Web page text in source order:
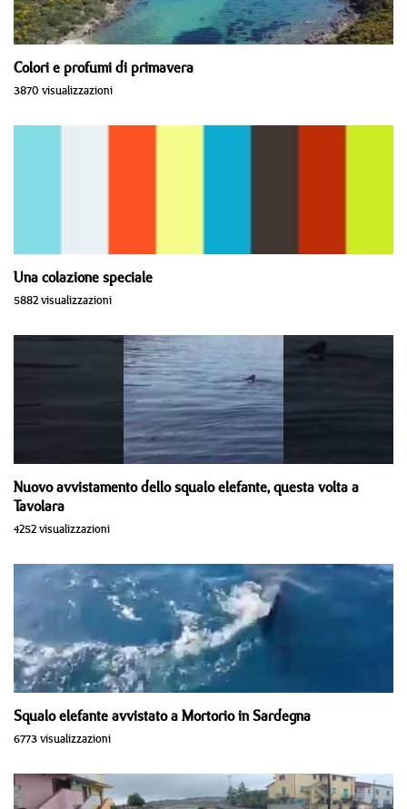
Colori e profumi di primavera
3870 visualizzazioni
Una colazione speciale
5882 visualizzazioni
Nuovo avvistamento dello squalo elefante, questa volta a
Tavolara
4252 visualizzazioni
Squalo elefante avvistato a Mortorio in Sardegna
6773 visualizzazioni